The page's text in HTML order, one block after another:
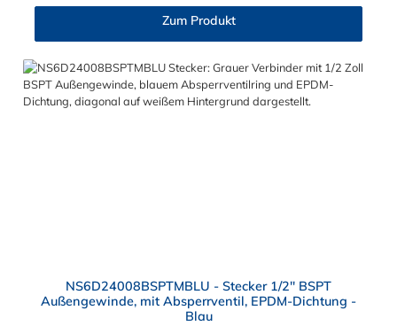
Max. Betriebsdruck: Vakuum bis 8,3 bar Max.
NS6-Serie kombinieren.
Zum Produkt
NS6D24008BSPTMBLU - Stecker 1/2" BSPT
Außengewinde, mit Absperrventil, EPDM-Dichtung -
Blau